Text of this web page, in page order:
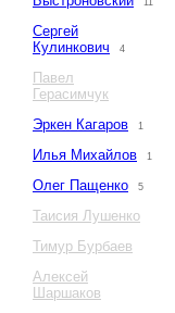
11
Сергей
Кулинкович
4
Павел
Герасимчук
Эркен Кагаров
1
Илья Михайлов 1
Олег Пащенко 5
Таисия Лушенко
Тимур Бурбаев
Алексей
Шаршаков